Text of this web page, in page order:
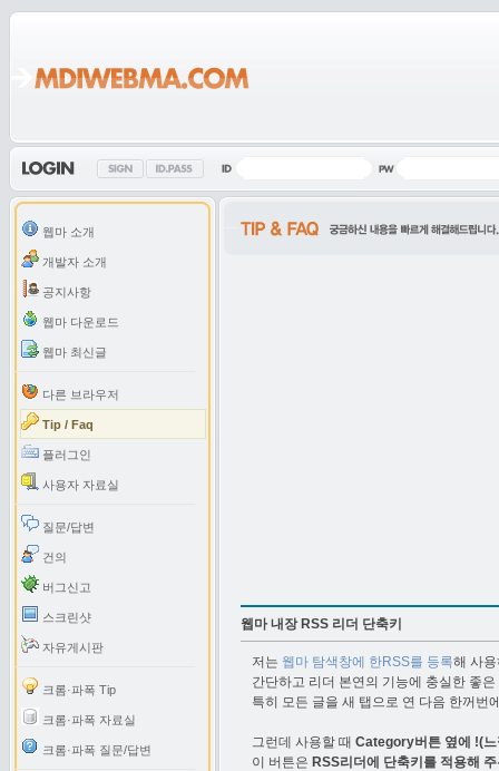
웹마 소개
개발자 소개
공지사항
웹마 다운로드
웹마 최신글
다른 브라우저
Tip / Faq
플러그인
사용자 자료실
질문/답변
건의
버그신고
스크린샷
자유게시판
크롬·파폭 Tip
크롬·파폭 자료실
크롬·파폭 질문/답변
웹마 내장 RSS 리더 단축키
저는 웹마 탐색창에 한RSS를 등록해 사
간단하고 리더 본연의 기능에 충실한 좋
특히 모든 글을 새 탭으로 연 다음 한꺼번
그런데 사용할 때 Category버튼 옆에 !(느
이 버튼은 RSS리더에 단축키를 적용해